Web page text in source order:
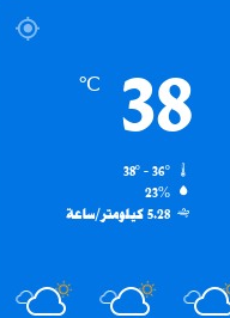
38
℃
23%
5.28 كيلومتر/ساعة